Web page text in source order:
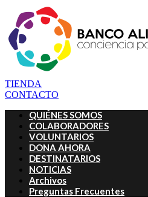
TIENDA
CONTACTO
QUIÉNES SOMOS
COLABORADORES
VOLUNTARIOS
DONA AHORA
DESTINATARIOS
NOTICIAS
Archivos
Preguntas Frecuentes